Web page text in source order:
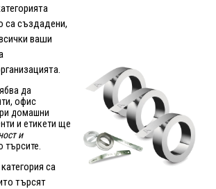
са създадени,
ваши
да
офис
домашни
и етикети ще
и
търсите.
са
търсят